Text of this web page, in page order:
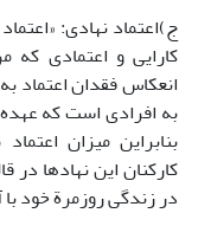
ج)اعتماد نهادی:
کارایی و اعتمادی که
انعکاس فقدان اعتماد
بنابراین میزان
کارکنان این نهادها در
در زندگی روزمرة خود